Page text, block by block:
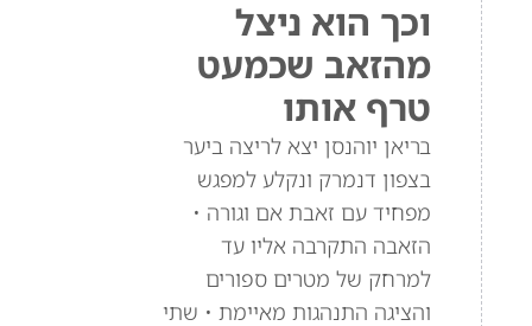
וכך הוא ניצל
מהזאב שכמעט
טרף אותו
בריאן יוהנסן יצא לריצה ביער
בצפון דנמרק ונקלע למפגש
מפחיד עם זאבת אם וגורה •
הזאבה התקרבה אליו עד
למרחק של מטרים ספורים
והציגה התנהגות מאיימת • שתי